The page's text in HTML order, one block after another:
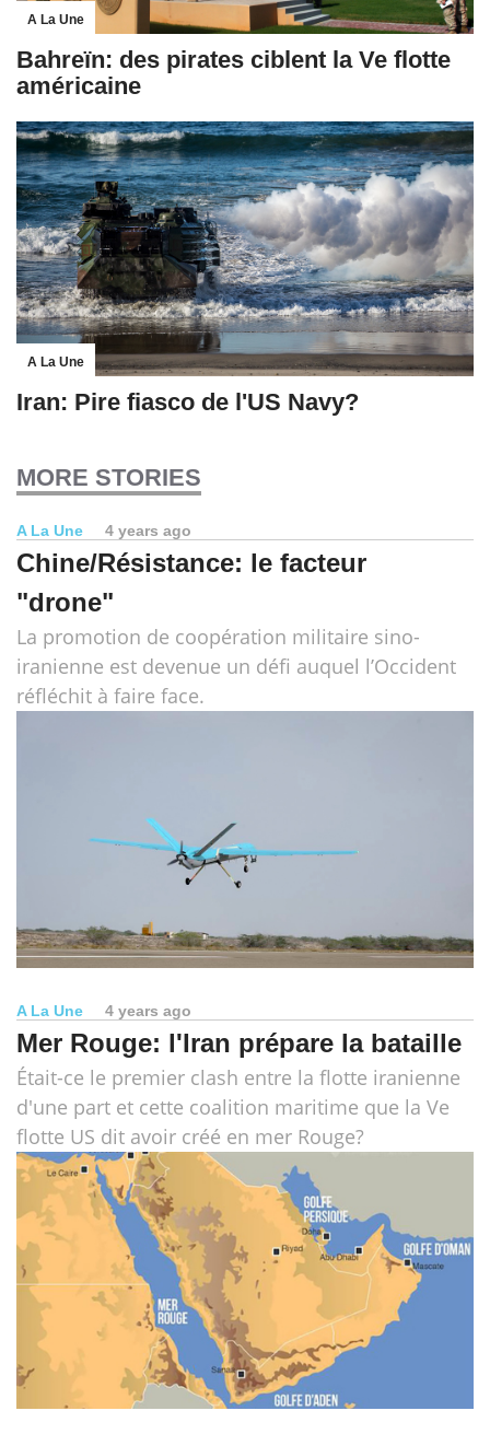
A La Une
Bahreïn: des pirates ciblent la Ve flotte
américaine
A La Une
Iran: Pire fiasco de l'US Navy?
MORE STORIES
A La Une 4 years ago
Chine/Résistance: le facteur
"drone"
La promotion de coopération militaire sino-
iranienne est devenue un défi auquel l’Occident
réfléchit à faire face.
A La Une 4 years ago
Mer Rouge: l'Iran prépare la bataille
Était-ce le premier clash entre la flotte iranienne
d'une part et cette coalition maritime que la Ve
flotte US dit avoir créé en mer Rouge?